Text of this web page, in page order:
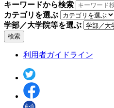
キーワードから検索
カテゴリを選ぶ
学部／大学院等を選ぶ
検索
利用者ガイドライン